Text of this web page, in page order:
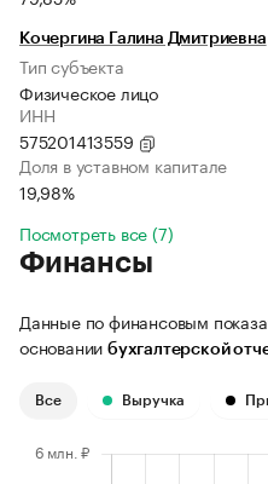
Кочергина Галина Дмитриевна
Тип субъекта
Физическое лицо
ИНН
575201413559
Доля в уставном капитале
19,98%
Посмотреть все (7)
Финансы
Данные по финансовым
основании бухгалтерской
Все Выручка